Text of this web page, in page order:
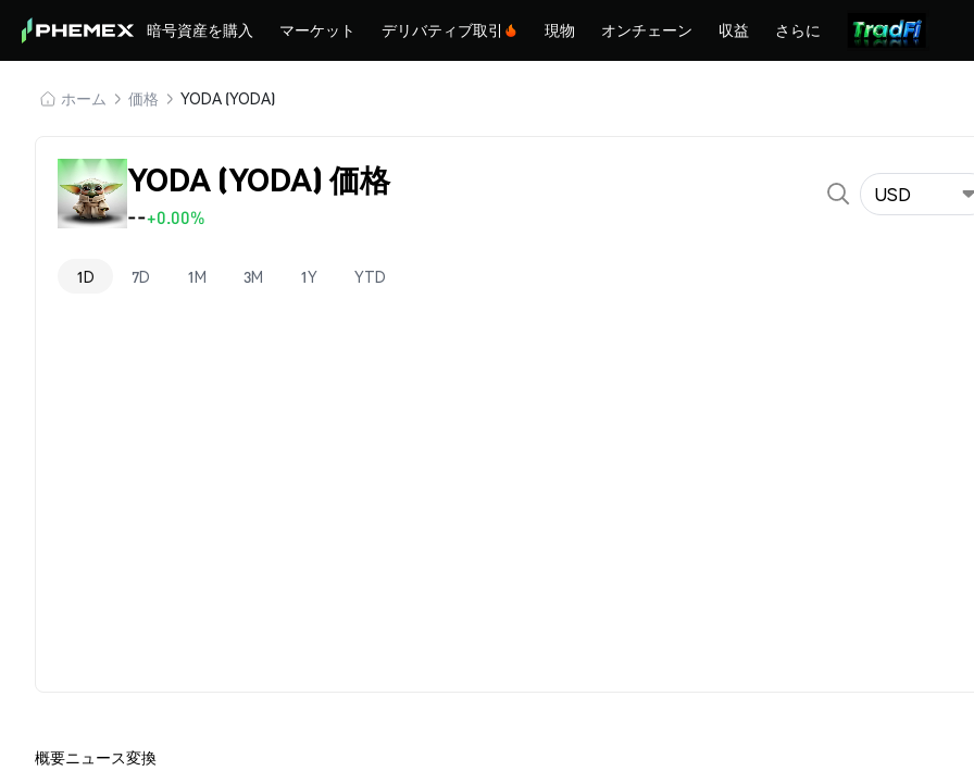
暗号資産を購入 マーケット デリバティブ取引 現物 オンチェーン 収益 さらに
ホーム 価格 YODA (YODA)
YODA (YODA) 価格
--+0.00%
USD
1D 7D 1M 3M 1Y YTD
概要ニュース変換